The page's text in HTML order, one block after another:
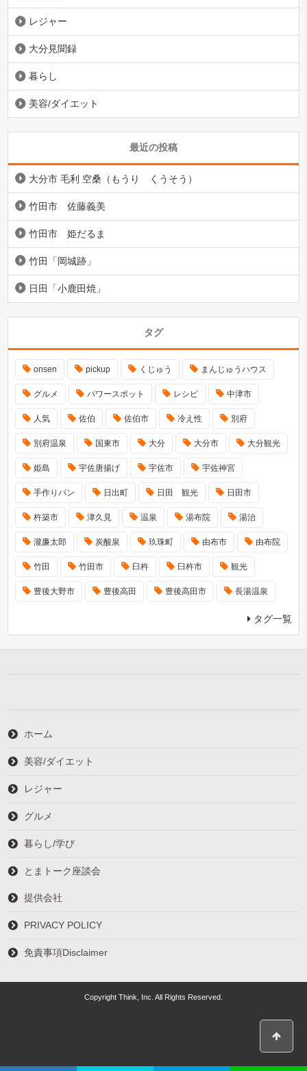
レジャー
大分見聞録
暮らし
美容/ダイエット
最近の投稿
大分市 毛利 空桑（もうり くうそう）
竹田市 佐藤義美
竹田市 姫だるま
竹田「岡城跡」
日田「小鹿田焼」
タグ
onsen pickup くじゅう まんじゅうハウス
グルメ パワースポット レシピ 中津市
人気 佐伯 佐伯市 冷え性 別府
別府温泉 国東市 大分 大分市 大分観光
姫島 宇佐唐揚げ 宇佐市 宇佐神宮
手作りパン 日出町 日田 観光 日田市
杵築市 津久見 温泉 湯布院 湯治
瀧廉太郎 炭酸泉 玖珠町 由布市 由布院
竹田 竹田市 臼杵 臼杵市 観光
豊後大野市 豊後高田 豊後高田市 長湯温泉
タグ一覧
ホーム
美容/ダイエット
レジャー
グルメ
暮らし/学び
とまトーク座談会
提供会社
PRIVACY POLICY
免責事項Disclaimer
Copyright Think, Inc. All Rights Reserved.